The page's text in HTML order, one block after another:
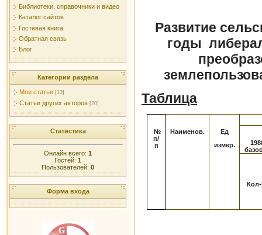
Библиотеки, справочники и видео
Каталог сайтов
Гостевая книга
Обратная связь
Блог
Категории раздела
Мои статьи [13]
Статьи других авторов [20]
Статистика
Онлайн всего: 1
Гостей: 1
Пользователей: 0
Форма входа
Развитие
годы
Таблица
№
п/
п
Наименов.
Ед
измер.